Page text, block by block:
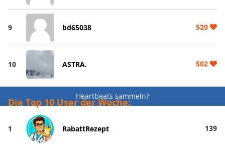
9 bd65038 520
10 ASTRA. 502
Heartbeats sammeln?
Die Top 10 User der Woche:
1 RabattRezept 139